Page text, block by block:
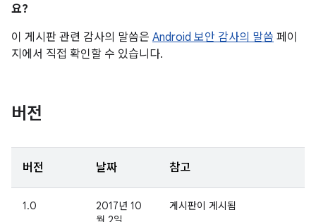
요?
이 게시판 관련 감사의 말씀은 Android 보안 감사의 말씀 페이
지에서 직접 확인할 수 있습니다.
버전
버전 날짜 참고
1.0
2017년 10
게시판이 게시됨